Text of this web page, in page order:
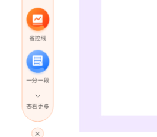
省控线
一分一段
高考直播
查看更多